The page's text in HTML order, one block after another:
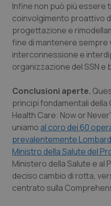
Infine non può più essere
coinvolgimento proattivo
progettazione e
fine di mantenere sempre
interconnessione e
organizzazione del SSN e
Conclusioni aperte.
principi fondamentali della
Health Care: Now or Never”
uniamo al coro dei 60
prevalentemente
Ministro della Salute del
Ministero della Salute e al
deciso cambio di rotta,
centrato sulla